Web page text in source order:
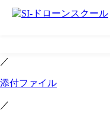
／
添付ファイル
／